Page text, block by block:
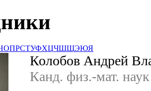
ОПРСТУФХЦЧШЩЭЮЯ
Колобов Андрей
Канд. физ.-мат. наук